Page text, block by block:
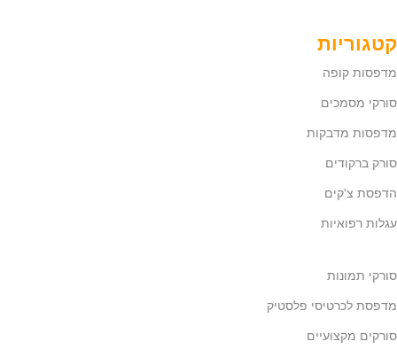
קטגוריות
מדפסות קופה
סורקי מסמכים
מדפסות מדבקות
סורק ברקודים
הדפסת צ'קים
עגלות רפואיות
סורקי תמונות
מדפסת לכרטיסי פלסטיק
סורקים מקצועיים